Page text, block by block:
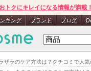
ザラのケア方法は？クチコミで人
おトクにキレイになる情報が満載！
キング ブランド ブログ